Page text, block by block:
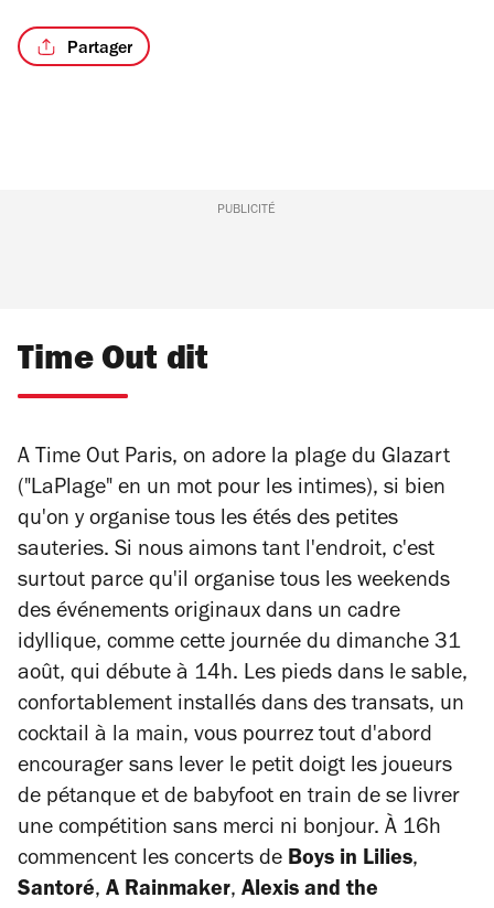
Partager
PUBLICITÉ
Time Out dit
A Time Out Paris, on adore la plage du Glazart
("LaPlage" en un mot pour les intimes), si bien
qu'on y organise tous les étés des petites
sauteries. Si nous aimons tant l'endroit, c'est
surtout parce qu'il organise tous les weekends
des événements originaux dans un cadre
idyllique, comme cette journée du dimanche 31
août, qui débute à 14h. Les pieds dans le sable,
confortablement installés dans des transats, un
cocktail à la main, vous pourrez tout d'abord
encourager sans lever le petit doigt les joueurs
de pétanque et de babyfoot en train de se livrer
une compétition sans merci ni bonjour. À 16h
commencent les concerts de Boys in Lilies,
Santoré, A Rainmaker, Alexis and the